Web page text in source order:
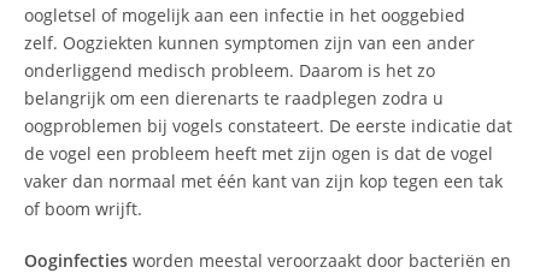
oogletsel of mogelijk aan een infectie in het ooggebied
zelf. Oogziekten kunnen symptomen zijn van een ander
onderliggend medisch probleem. Daarom is het zo
belangrijk om een ​​dierenarts te raadplegen zodra u
oogproblemen bij vogels constateert. De eerste indicatie dat
de vogel een probleem heeft met zijn ogen is dat de vogel
vaker dan normaal met één kant van zijn kop tegen een tak
of boom wrijft.
Ooginfecties worden meestal veroorzaakt door bacteriën en